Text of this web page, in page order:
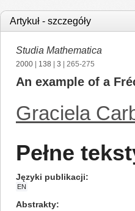
Artykuł - szczegóły
Studia Mathematica
2000 138 3 | 265-275
An example of a
Graciela
Pełne
Języki publikacji
EN
Abstrakty